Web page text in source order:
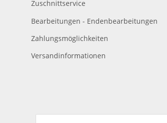
Zuschnittservice
Bearbeitungen - Endenbearbeitungen
Zahlungsmöglichkeiten
Versandinformationen